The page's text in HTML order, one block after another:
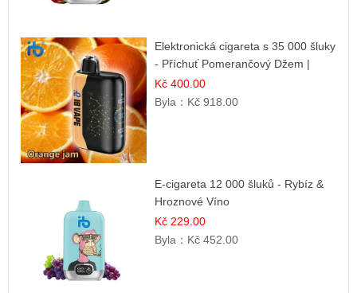
Elektronická cigareta s 35 000 šluky
- Příchuť Pomerančový Džem |
Dlouhotrvající zážitek
Kč 400.00
Byla： Kč 918.00
E-cigareta 12 000 šluků - Rybíz &
Hroznové Víno
Kč 229.00
Byla： Kč 452.00